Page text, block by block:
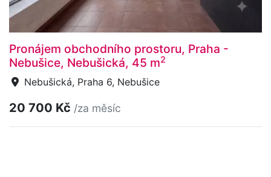
Pronájem obchodního prostoru, Praha -
Nebušice, Nebušická, 45 m2
Nebušická, Praha 6, Nebušice
20 700 Kč /za měsíc